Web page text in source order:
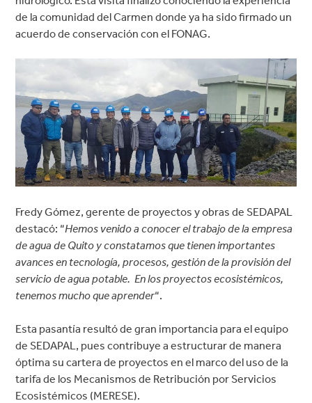
de la comunidad del Carmen donde ya ha sido firmado un
acuerdo de conservación con el FONAG.
Fredy Gómez, gerente de proyectos y obras de SEDAPAL
destacó: “Hemos venido a conocer el trabajo de la empresa
de agua de Quito y constatamos que tienen importantes
avances en tecnología, procesos, gestión de la provisión del
servicio de agua potable. En los proyectos ecosistémicos,
tenemos mucho que aprender“.
Esta pasantía resultó de gran importancia para el equipo
de SEDAPAL, pues contribuye a estructurar de manera
óptima su cartera de proyectos en el marco del uso de la
tarifa de los Mecanismos de Retribución por Servicios
Ecosistémicos (MERESE).